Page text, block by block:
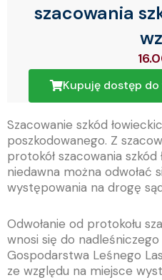
szacowania
Kupuję dostęp
Szacowanie szkód
poszkodowanego. Z
protokół szacowania
niedawna można odwołać
występowania na drogę
Odwołanie od protokołu
wnosi się do
Gospodarstwa Leśnego
ze względu na miejsce